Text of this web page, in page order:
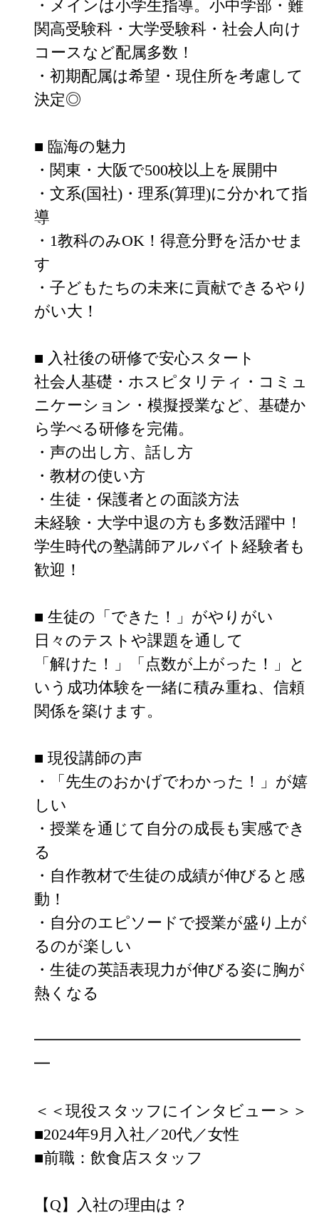
・メインは小学生指導。小中学部・難
関高受験科・大学受験科・社会人向け
コースなど配属多数！
・初期配属は希望・現住所を考慮して
決定◎
■ 臨海の魅力
・関東・大阪で500校以上を展開中
・文系(国社)・理系(算理)に分かれて指
導
・1教科のみOK！得意分野を活かせま
す
・子どもたちの未来に貢献できるやり
がい大！
■ 入社後の研修で安心スタート
社会人基礎・ホスピタリティ・コミュ
ニケーション・模擬授業など、基礎か
ら学べる研修を完備。
・声の出し方、話し方
・教材の使い方
・生徒・保護者との面談方法
未経験・大学中退の方も多数活躍中！
学生時代の塾講師アルバイト経験者も
歓迎！
■ 生徒の「できた！」がやりがい
日々のテストや課題を通して
「解けた！」「点数が上がった！」と
いう成功体験を一緒に積み重ね、信頼
関係を築けます。
■ 現役講師の声
・「先生のおかげでわかった！」が嬉
しい
・授業を通じて自分の成長も実感でき
る
・自作教材で生徒の成績が伸びると感
動！
・自分のエピソードで授業が盛り上が
るのが楽しい
・生徒の英語表現力が伸びる姿に胸が
熱くなる
━━━━━━━━━━━━━━━━━
━
＜＜現役スタッフにインタビュー＞＞
■2024年9月入社／20代／女性
■前職：飲食店スタッフ
【Q】入社の理由は？